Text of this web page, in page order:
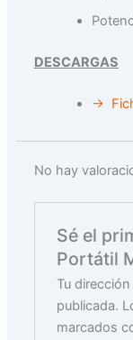
DESCARGAS
→
No hay
Sé el
Portátil
Tu
publicada.
marcados